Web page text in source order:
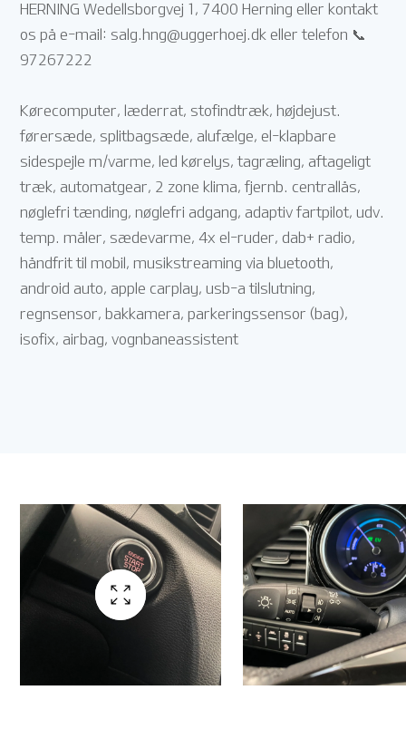
HERNING Wedellsborgvej 1, 7400 Herning eller kontakt
os på e-mail: salg.hng@uggerhoej.dk eller telefon 📞
97267222
Kørecomputer, læderrat, stofindtræk, højdejust.
førersæde, splitbagsæde, alufælge, el-klapbare
sidespejle m/varme, led kørelys, tagræling, aftageligt
træk, automatgear, 2 zone klima, fjernb. centrallås,
nøglefri tænding, nøglefri adgang, adaptiv fartpilot, udv.
temp. måler, sædevarme, 4x el-ruder, dab+ radio,
håndfrit til mobil, musikstreaming via bluetooth,
android auto, apple carplay, usb-a tilslutning,
regnsensor, bakkamera, parkeringssensor (bag),
isofix, airbag, vognbaneassistent